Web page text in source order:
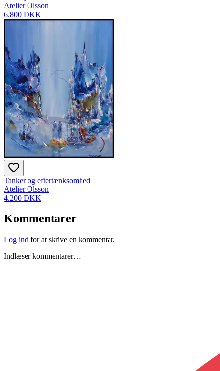
Atelier Olsson
6.800 DKK
Tanker og eftertænksomhed
Atelier Olsson
4.200 DKK
Kommentarer
Log ind for at skrive en kommentar.
Indlæser kommentarer…